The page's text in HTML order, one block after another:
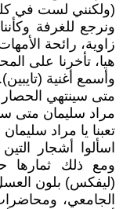
(ولكنني لست في
ونرجع للغرفة
زاوية، رائحة
هيا، تأخرنا على
وأسمع أغنية (تايبين).
متى سينتهي الحصار
مراد سليمان متى
تعبنا يا مراد
اسألوا أشجار
ومع ذلك ثمارها
(ليفكس) بلون
الجامعي،